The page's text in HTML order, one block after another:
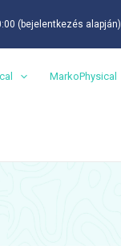
(bejelentkezés alapján)
MarkoPhysical